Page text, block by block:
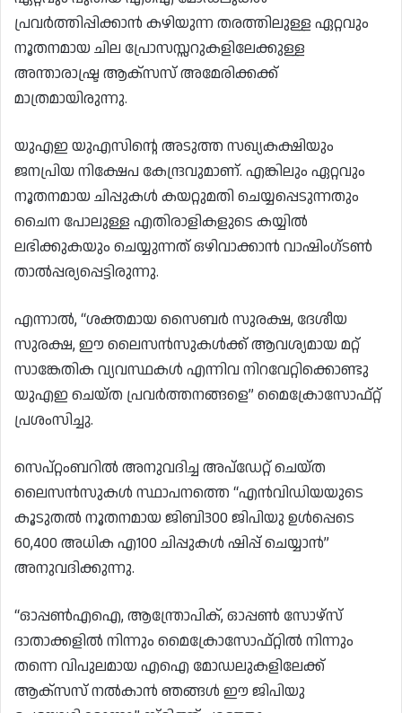
പ്രവർത്തിപ്പിക്കാൻ കഴിയുന്ന തരത്തിലുള്ള ഏറ്റവും
നൂതനമായ ചില പ്രോസസ്സറുകളിലേക്കുള്ള
അന്താരാഷ്ട്ര ആക്‌സസ് അമേരിക്കക്ക്
മാത്രമായിരുന്നു.
യുഎഇ യുഎസിന്റെ അടുത്ത സഖ്യകക്ഷിയും
ജനപ്രിയ നിക്ഷേപ കേന്ദ്രവുമാണ്. എങ്കിലും ഏറ്റവും
നൂതനമായ ചിപ്പുകൾ കയറ്റുമതി ചെയ്യപ്പെടുന്നതും
ചൈന പോലുള്ള എതിരാളികളുടെ കയ്യിൽ
ലഭിക്കുകയും ചെയ്യുന്നത് ഒഴിവാക്കാൻ വാഷിംഗ്ടൺ
താൽപ്പര്യപ്പെട്ടിരുന്നു.
എന്നാൽ, “ശക്തമായ സൈബർ സുരക്ഷ, ദേശീയ
സുരക്ഷ, ഈ ലൈസൻസുകൾക്ക് ആവശ്യമായ മറ്റ്
സാങ്കേതിക വ്യവസ്ഥകൾ എന്നിവ നിറവേറ്റിക്കൊണ്ടു
യുഎഇ ചെയ്ത പ്രവർത്തനങ്ങളെ” മൈക്രോസോഫ്റ്റ്
പ്രശംസിച്ചു.
സെപ്റ്റംബറിൽ അനുവദിച്ച അപ്‌ഡേറ്റ് ചെയ്ത
ലൈസൻസുകൾ സ്ഥാപനത്തെ “എൻവിഡിയയുടെ
കൂടുതൽ നൂതനമായ ജിബി300 ജിപിയു ഉൾപ്പെടെ
60,400 അധിക എ100 ചിപ്പുകൾ ഷിപ്പ് ചെയ്യാൻ”
അനുവദിക്കുന്നു.
“ഓപ്പൺഎഐ, ആന്ത്രോപിക്, ഓപ്പൺ സോഴ്‌സ്
ദാതാക്കളിൽ നിന്നും മൈക്രോസോഫ്റ്റിൽ നിന്നും
തന്നെ വിപുലമായ എഐ മോഡലുകളിലേക്ക്
ആക്‌സസ് നൽകാൻ ഞങ്ങൾ ഈ ജിപിയു